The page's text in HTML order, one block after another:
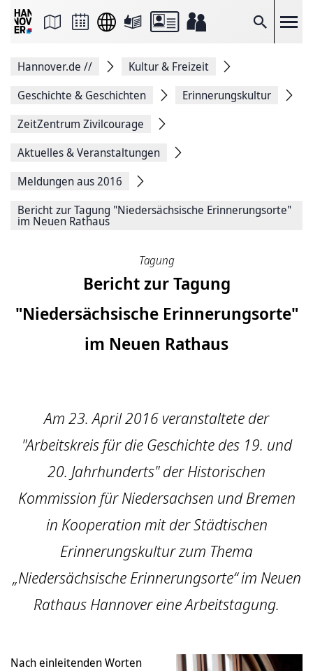
Suche
Seite
Facebook
teilen
Seitenlink
Seite
Hannover.de //
Kultur & Freizeit
Geschichte & Geschichten
Erinnerungskultur
ZeitZentrum Zivilcourage
Aktuelles & Veranstaltungen
Meldungen aus 2016
Bericht zur Tagung "Niedersächsische Erinnerungsorte"
im Neuen Rathaus
Tagung
Bericht zur Tagung
"Niedersächsische Erinnerungsorte"
im Neuen Rathaus
Am 23. April 2016 veranstaltete der
"Arbeitskreis für die Geschichte des 19. und
20. Jahrhunderts" der Historischen
Kommission für Niedersachsen und Bremen
in Kooperation mit der Städtischen
Erinnerungskultur zum Thema
„Niedersächsische Erinnerungsorte“ im Neuen
Rathaus Hannover eine Arbeitstagung.
Nach einleitenden Worten